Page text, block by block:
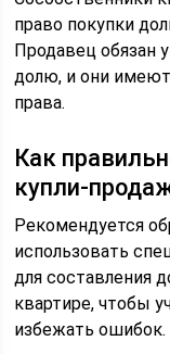
право покупки
Продавец обязан
долю, и они имеют
права.
Как
купли-
Рекомендуется
использовать
для составления
квартире, чтобы
избежать ошибок.